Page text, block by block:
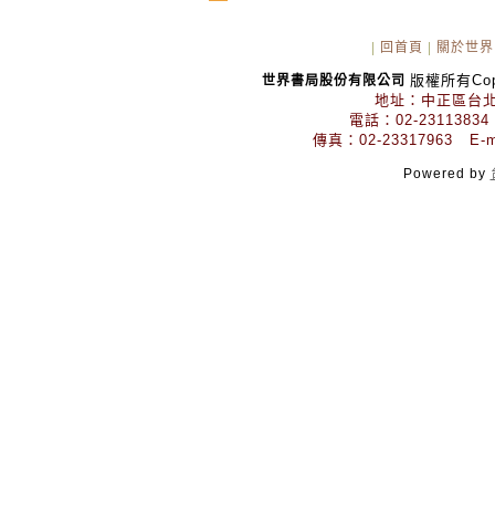
回首頁 關於世界
世界書局股份有限公司 版權所有
地址：中正區台
電話：02-
傳真：02-23317963 E-
Powered by